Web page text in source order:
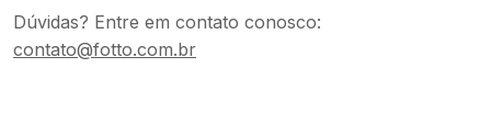
Dúvidas? Entre em contato conosco:
contato@fotto.com.br